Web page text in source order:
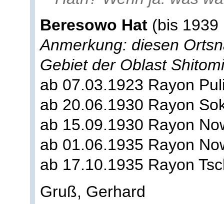
Beresowo Hat (bis 1939
Anmerkung: diesen
Gebiet der Oblast
ab 07.03.1923 Rayon
ab 20.06.1930 Rayon
ab 15.09.1930 Rayon
ab 01.06.1935 Rayon
ab 17.10.1935 Rayon
Gruß, Gerhard